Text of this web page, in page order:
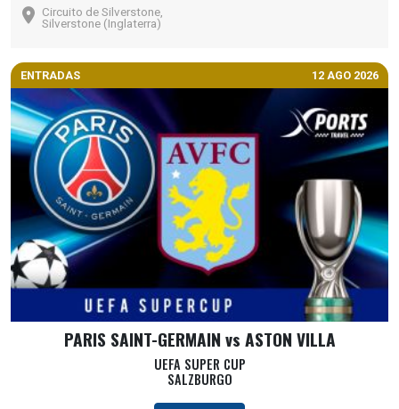
Circuito de Silverstone,
Silverstone (Inglaterra)
ENTRADAS 12 AGO 2026
PARIS SAINT-GERMAIN vs ASTON VILLA
UEFA SUPER CUP
SALZBURGO